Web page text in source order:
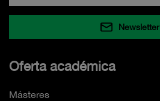
Newsletter
Oferta académica
Másteres